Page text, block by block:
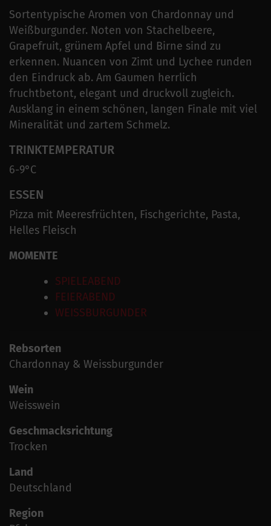
Sortentypische Aromen von Chardonnay und
Weißburgunder. Noten von Stachelbeere,
Grapefruit, grünem Apfel und Birne sind zu
erkennen. Nuancen von Zimt und Lychee runden
den Eindruck ab. Am Gaumen herrlich
fruchtbetont, elegant und druckvoll zugleich.
Ausklang in einem schönen, langen Finale mit viel
Mineralität und zartem Schmelz.
TRINKTEMPERATUR
6-9°C
ESSEN
Pizza mit Meeresfrüchten, Fischgerichte, Pasta,
Helles Fleisch
MOMENTE
SPIELEABEND
FEIERABEND
WEISSBURGUNDER
Rebsorten
Chardonnay & Weissburgunder
Wein
Weisswein
Geschmacksrichtung
Trocken
Land
Deutschland
Region